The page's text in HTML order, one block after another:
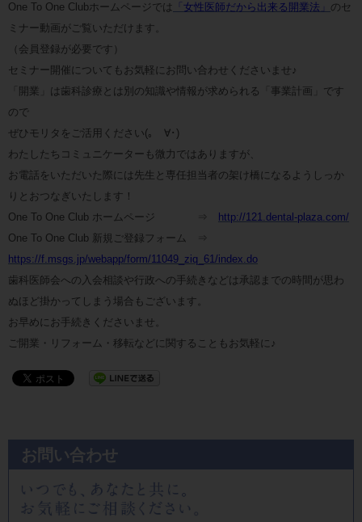
One To One Clubホームページでは 「女性医師だから出来る開業法」 のセ
ミナー動画がご覧いただけます。
（会員登録が必要です）
セミナー開催についてもお気軽にお問い合わせくださいませ♪
「開業」は歯科診療とは別の知識や情報が求められる「事業計画」です
ので
ぜひモリタをご活用ください(｡ゝ∀･)
わたしたちコミュニケーターも微力ではありますが、
お電話をいただいた際には先生と専任担当者の架け橋になるようしっか
りとおつなぎいたします！
One To One Club ホームページ ⇒
http://121.dental-plaza.com/
One To One Club 新規ご登録フォーム ⇒
https://f.msgs.jp/webapp/form/11049_ziq_61/index.do
歯科医師会への入会相談や行政への手続きなどは承認までの時間が思わ
ぬほど掛かってしまう場合もございます。
お早めにお手続きくださいませ。
ご開業・リフォーム・移転などに関することもお気軽に♪
お問い合わせ